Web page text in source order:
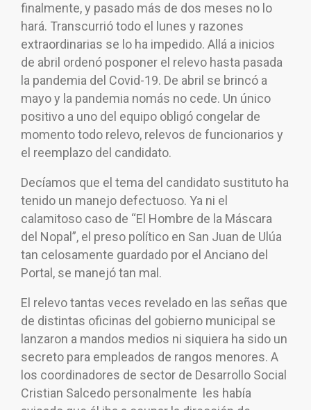
finalmente, y pasado más de dos meses no lo
hará. Transcurrió todo el lunes y razones
extraordinarias se lo ha impedido. Allá a inicios
de abril ordenó posponer el relevo hasta pasada
la pandemia del Covid-19. De abril se brincó a
mayo y la pandemia nomás no cede. Un único
positivo a uno del equipo obligó congelar de
momento todo relevo, relevos de funcionarios y
el reemplazo del candidato.
Decíamos que el tema del candidato sustituto ha
tenido un manejo defectuoso. Ya ni el
calamitoso caso de “El Hombre de la Máscara
del Nopal”, el preso político en San Juan de Ulúa
tan celosamente guardado por el Anciano del
Portal, se manejó tan mal.
El relevo tantas veces revelado en las señas que
de distintas oficinas del gobierno municipal se
lanzaron a mandos medios ni siquiera ha sido un
secreto para empleados de rangos menores. A
los coordinadores de sector de Desarrollo Social
Cristian Salcedo personalmente les había